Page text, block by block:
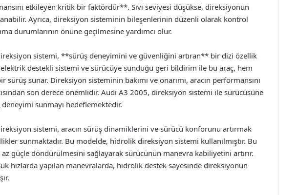
etkileyen kritik bir faktördür**. Sıvı seviyesi düşükse, direksiyonun
Ayrıca, direksiyon sisteminin bileşenlerinin düzenli olarak kontrol
durumlarının önüne geçilmesine yardımcı olur.
sistemi, **sürüş deneyimini ve güvenliğini artıran** bir dizi özellik
elektrik destekli sistemi ve sürücüye sunduğu geri bildirim ile bu araç, hem
sunar. Direksiyon sisteminin bakımı ve onarımı, aracın performansını
son derece önemlidir. Audi A3 2005, direksiyon sistemi ile sürücüsüne
sunmayı hedeflemektedir.
sistemi, aracın sürüş dinamiklerini ve sürücü konforunu artırmak
sunmaktadır. Bu modelde, hidrolik direksiyon sistemi kullanılmıştır. Bu
güçle döndürülmesini sağlayarak sürücünün manevra kabiliyetini artırır.
hızlarda yapılan manevralarda, hidrolik destek sayesinde direksiyonun